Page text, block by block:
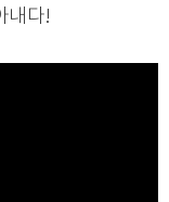
내다!